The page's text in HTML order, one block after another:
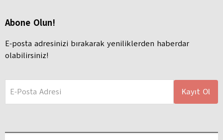
Abone Olun!
E-posta adresinizi bırakarak yeniliklerden haberdar
olabilirsiniz!
E-Posta Adresi Kayıt Ol